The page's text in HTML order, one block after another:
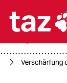
Verschärfung